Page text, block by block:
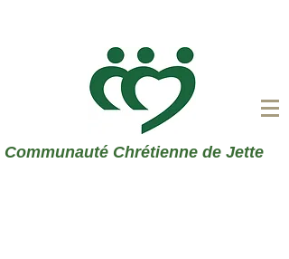
Communauté Chrétienne de Jette